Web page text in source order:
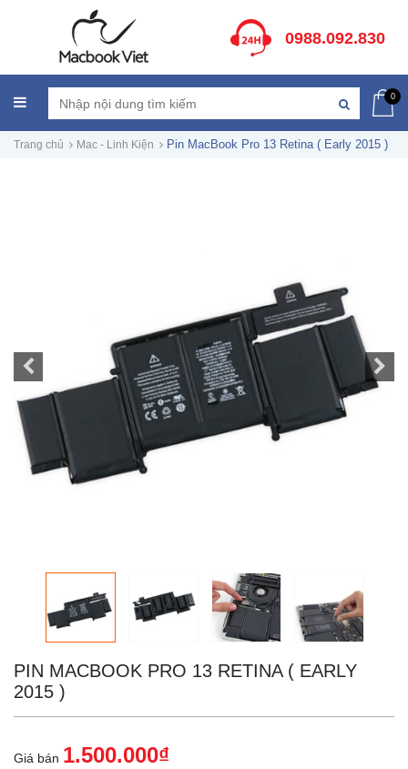
0988.092.830
0
Trang chủ Mac - Linh Kiện Pin MacBook Pro 13 Retina ( Early 2015 )
PIN MACBOOK PRO 13 RETINA ( EARLY
2015 )
Giá bán 1.500.000₫